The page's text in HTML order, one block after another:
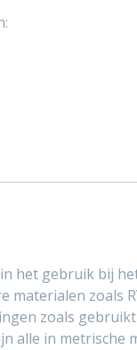
het gebruik bij
zoals
zoals
alle in metrische